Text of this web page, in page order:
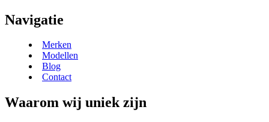
Navigatie
Merken
Modellen
Blog
Contact
Waarom wij uniek zijn